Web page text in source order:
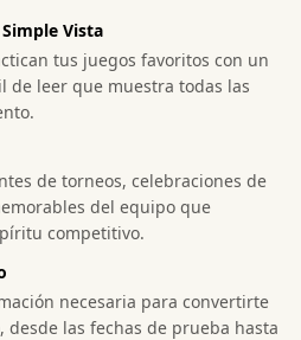
Vista
tus juegos favoritos con un
de leer que muestra todas las
de torneos, celebraciones de
del equipo que
competitivo.
necesaria para convertirte
las fechas de prueba hasta